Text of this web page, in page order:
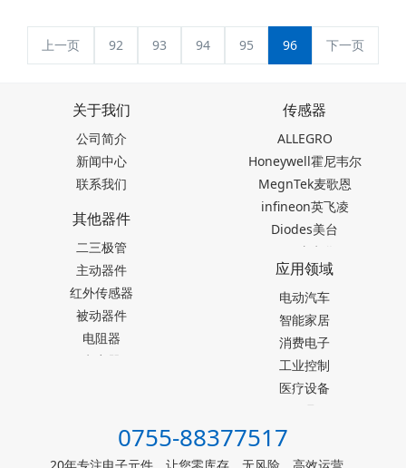
上一页 92 93 94 95 96 下一页
关于我们
公司简介
新闻中心
联系我们
传感器
ALLEGRO
Honeywell霍尼韦尔
MegnTek麦歌恩
infineon英飞凌
Diodes美台
TDK东电化
SEIKO精工
Akm旭化成
Melexis迈来芯
NICERA尼塞拉
TI德州仪器
台产松术songhall
ST意法半导体
罗姆ROHM
其他器件
二三极管
主动器件
红外传感器
被动器件
电阻器
电容器
应用领域
电动汽车
智能家居
消费电子
工业控制
医疗设备
仪器仪表
能源设施
0755-88377517